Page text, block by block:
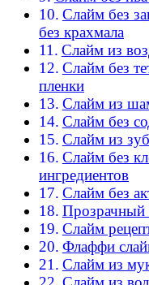
Слайм без
без крахмала
Слайм из
Слайм без
пленки
Слайм из
Слайм без
Слайм из
Слайм без
ингредиентов
Слайм без
Прозрачный
Слайм
Флаффи
Слайм из